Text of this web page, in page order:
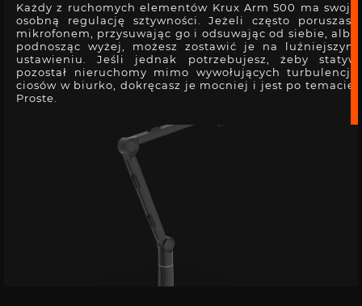
Każdy z ruchomych elementów Krux Arm 500 ma swoją
osobną regulację sztywności. Jeżeli często poruszasz
mikrofonem, przysuwając go i odsuwając od siebie, albo
podnosząc wyżej, możesz zostawić je na luźniejszym
ustawieniu. Jeśli jednak potrzebujesz, żeby statyw
pozostał nieruchomy mimo wywołujących turbulencje
ciosów w biurko, dokręcasz je mocniej i jest po temacie.
Proste.